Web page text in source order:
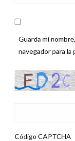
Guarda mi
navegador para la
Código CAPTCHA